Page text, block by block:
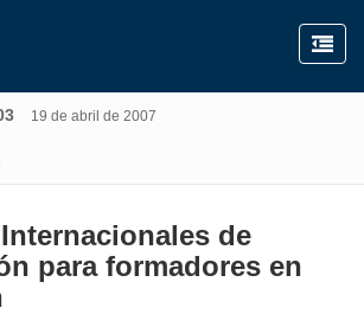
19 de abril de 2007
de
para formadores en